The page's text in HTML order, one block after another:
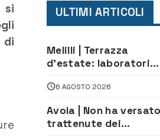
si
ULTIMI ARTICOLI
Melilli | Terrazza
d’estate: laboratori
styling e giochi
tradizionali di
ecco come iscriversi
6 AGOSTO 2026
Avola | Non ha versato
trattenute dei